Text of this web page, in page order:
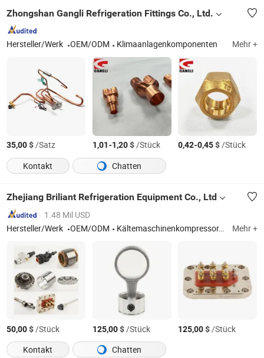
Zhongshan Gangli Refrigeration Fittings Co., Ltd.
Hersteller/Werk OEM/ODM Klimaanlagenkomponenten Mehr +
35,00$/Satz 1,01-1,20$/Stück 0,42-0,45$/Stück
Kontakt
Chatten
Zhejiang Briliant Refrigeration Equipment Co., Ltd
1.48 Mil USD
Hersteller/Werk
OEM/ODM Kältemaschinenkompressor, Rückschlagventil, Kältemittelkugelventil, Ammoniak-Absperrventil, Gusseisenventil, Sicherheitsventil, semi-hermetischer Kolbenkompressor, Ammoniak-Rückschlagventil, Verflüssigungseinheit, Schrauben Mehr +
50,00$/Stück 125,00$/Stück 125,00$/Stück
Kontakt
Chatten